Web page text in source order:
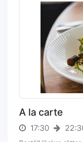
A la carte
17:30